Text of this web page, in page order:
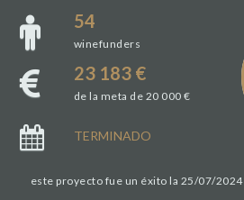
54
winefunders
23 183 €
de la meta de 20 000 €
TERMINADO
este proyecto fue un éxito la 25/07/2024